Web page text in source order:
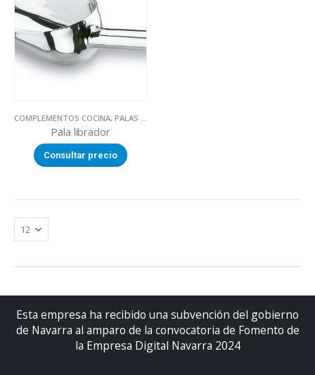
COMPLEMENTOS COCINA, PALAS LIBRADOR
Pala librador
Consultar precio
Esta empresa ha recibido una subvención del gobierno
de Navarra al amparo de la convocatoria de Fomento de
la Empresa Digital Navarra 2024